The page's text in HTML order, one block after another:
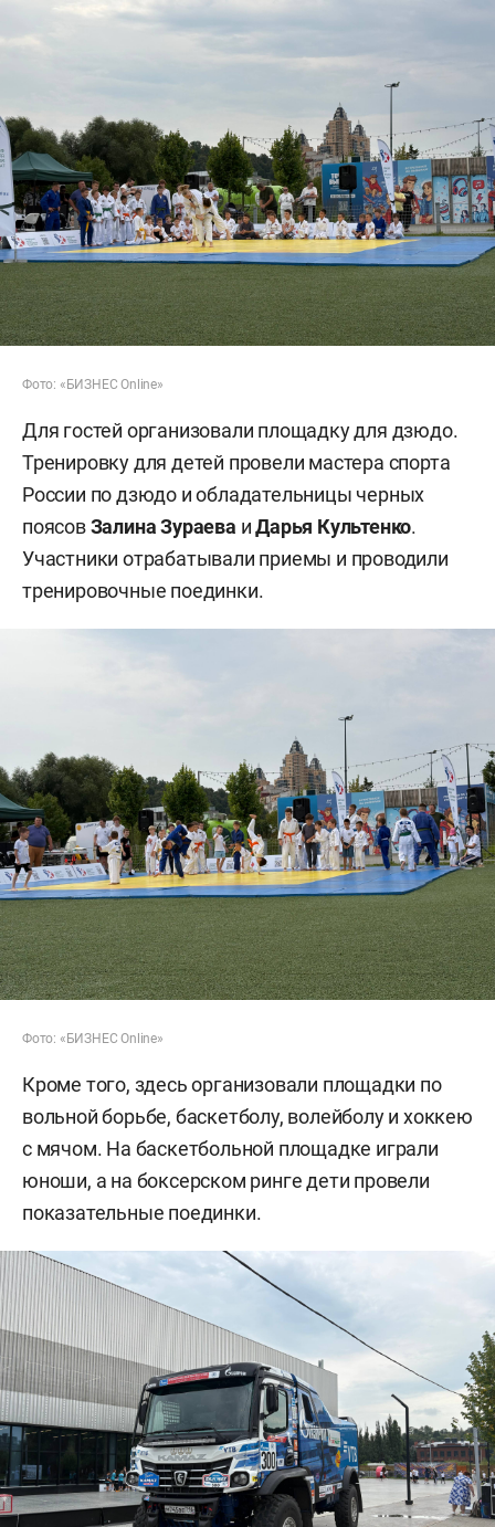
Фото: «БИЗНЕС Online»
Для гостей организовали площадку для дзюдо.
Тренировку для детей провели мастера спорта
России по дзюдо и обладательницы черных
поясовЗалина Зураева иДарья Культенко.
Участники отрабатывали приемы и проводили
тренировочные поединки.
Фото: «БИЗНЕС Online»
Кроме того, здесь организовали площадки по
вольной борьбе, баскетболу, волейболу и хоккею
с мячом. На баскетбольной площадке играли
юноши, а на боксерском ринге дети провели
показательные поединки.